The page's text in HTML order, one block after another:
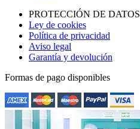
PROTECCIÓN DE DATOS
Ley de cookies
Política de privacidad
Aviso legal
Garantía y devolución
Formas de pago disponibles